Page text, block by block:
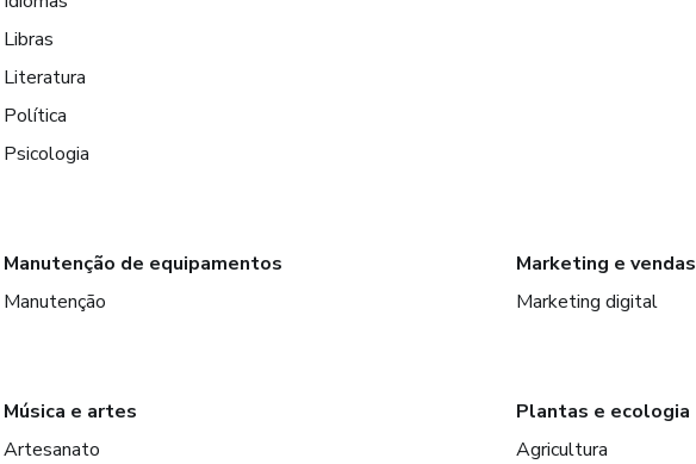
Libras
Literatura
Política
Psicologia
Manutenção de equipamentos
Manutenção
Marketing e vendas
Marketing digital
Música e artes
Artesanato
Plantas e ecologia
Agricultura